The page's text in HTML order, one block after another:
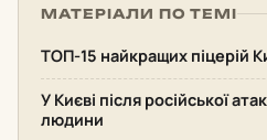
МАТЕРІАЛИ ПО ТЕМІ
ТОП-15 найкращих піцерій
У Києві після російської
людини